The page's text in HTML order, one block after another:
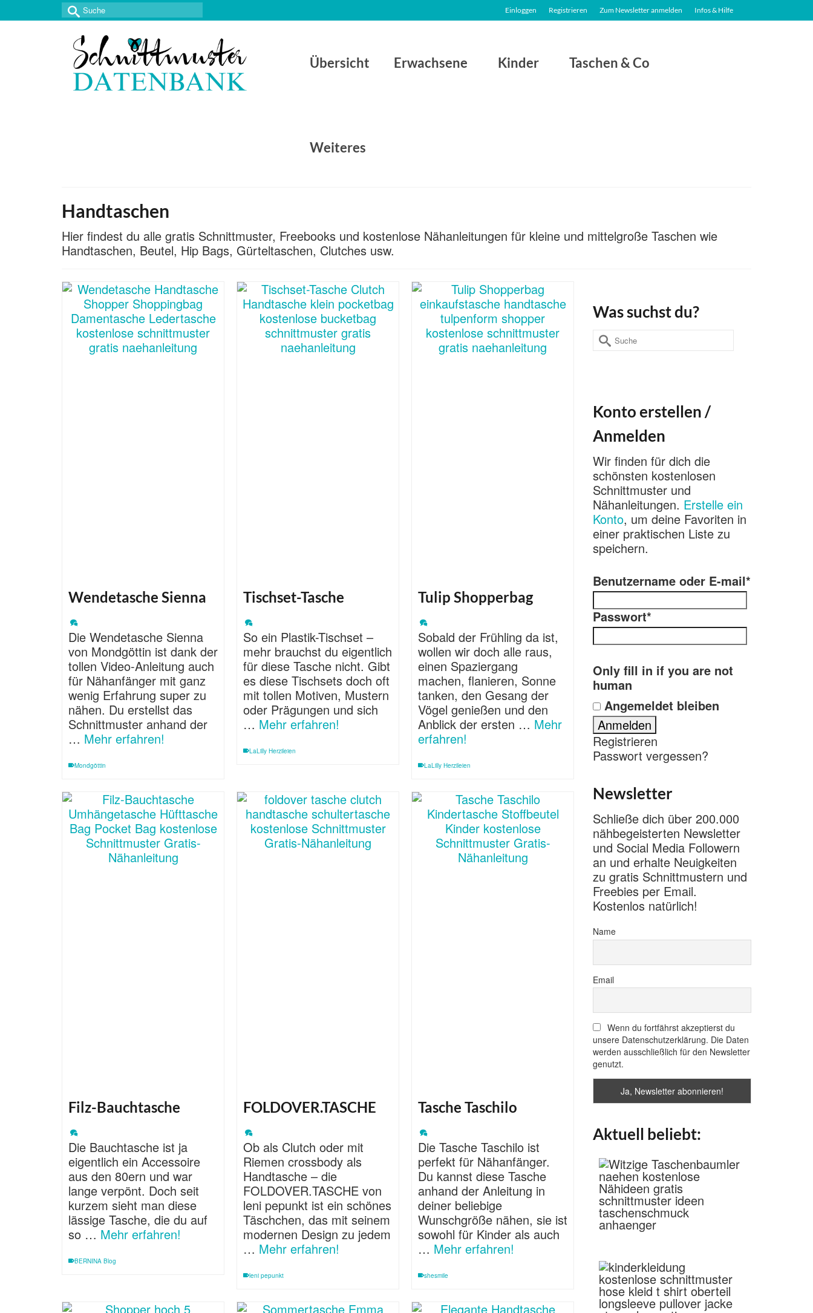
Einloggen Registrieren Zum Newsletter anmelden Infos & Hilfe
Suche
nach:
Übersicht Erwachsene Kinder Taschen & Co
Weiteres
Handtaschen
Hier findest du alle gratis Schnittmuster, Freebooks und kostenlose Nähanleitungen für kleine und mittelgroße Taschen wie
Handtaschen, Beutel, Hip Bags, Gürteltaschen, Clutches usw.
Wendetasche Sienna
Die Wendetasche Sienna
von Mondgöttin ist dank der
tollen Video-Anleitung auch
für Nähanfänger mit ganz
wenig Erfahrung super zu
nähen. Du erstellst das
Schnittmuster anhand der
… Mehr erfahren!
Mondgöttin
Tischset-Tasche
So ein Plastik-Tischset –
mehr brauchst du eigentlich
für diese Tasche nicht. Gibt
es diese Tischsets doch oft
mit tollen Motiven, Mustern
oder Prägungen und sich
… Mehr erfahren!
LaLilly Herzileien
Tulip Shopperbag
Sobald der Frühling da ist,
wollen wir doch alle raus,
einen Spaziergang
machen, flanieren, Sonne
tanken, den Gesang der
Vögel genießen und den
Anblick der ersten … Mehr
erfahren!
LaLilly Herzileien
Filz-Bauchtasche
Die Bauchtasche ist ja
eigentlich ein Accessoire
aus den 80ern und war
lange verpönt. Doch seit
kurzem sieht man diese
lässige Tasche, die du auf
so … Mehr erfahren!
BERNINA Blog
FOLDOVER.TASCHE
Ob als Clutch oder mit
Riemen crossbody als
Handtasche – die
FOLDOVER.TASCHE von
leni pepunkt ist ein schönes
Täschchen, das mit seinem
modernen Design zu jedem
… Mehr erfahren!
leni pepunkt
Tasche Taschilo
Die Tasche Taschilo ist
perfekt für Nähanfänger.
Du kannst diese Tasche
anhand der Anleitung in
deiner beliebige
Wunschgröße nähen, sie ist
sowohl für Kinder als auch
… Mehr erfahren!
shesmile
Was suchst du?
Suche
nach:
Konto erstellen /
Anmelden
Wir finden für dich die
schönsten kostenlosen
Schnittmuster und
Nähanleitungen. Erstelle ein
Konto, um deine Favoriten in
einer praktischen Liste zu
speichern.
Benutzername oder E-mail*
Passwort*
Only fill in if you are not
human
Angemeldet bleiben
Registrieren
Passwort vergessen?
Newsletter
Schließe dich über 200.000
nähbegeisterten Newsletter
und Social Media Followern
an und erhalte Neuigkeiten
zu gratis Schnittmustern und
Freebies per Email.
Kostenlos natürlich!
Name
Email
Wenn du fortfährst akzeptierst du
unsere Datenschutzerklärung. Die Daten
werden ausschließlich für den Newsletter
genutzt.
Aktuell beliebt: